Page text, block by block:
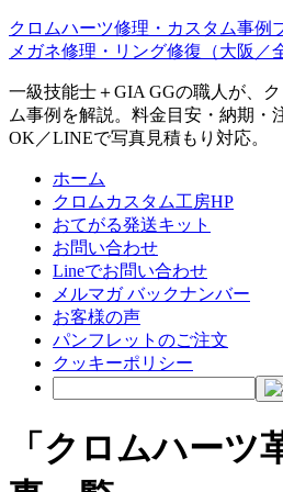
クロムハーツ修理・カスタム事例
メガネ修理・リング修復（大阪／
一級技能士＋GIA GGの職人が、
ム事例を解説。料金目安・納期・
OK／LINEで写真見積もり対応。
ホーム
クロムカスタム工房HP
おてがる発送キット
お問い合わせ
Lineでお問い合わせ
メルマガ バックナンバー
お客様の声
パンフレットのご注文
クッキーポリシー
「クロムハーツ